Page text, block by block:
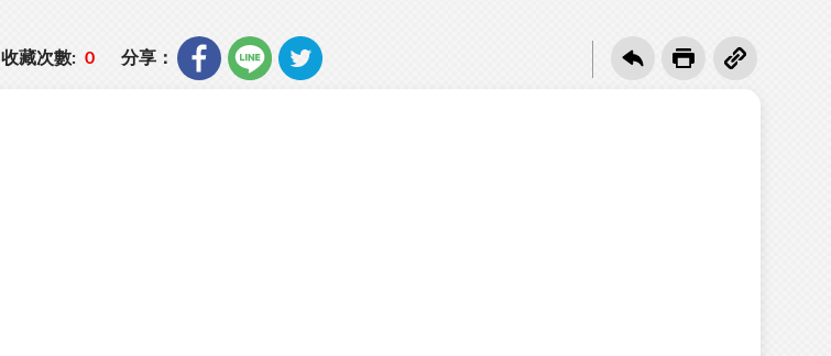
收藏次數: 0 分享：